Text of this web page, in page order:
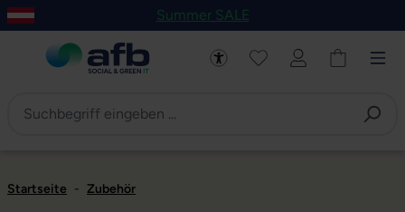
Hauptinhalt springen
Zur Navigation der B2B-Plattform springen
Summer SALE
Startseite - Zubehör